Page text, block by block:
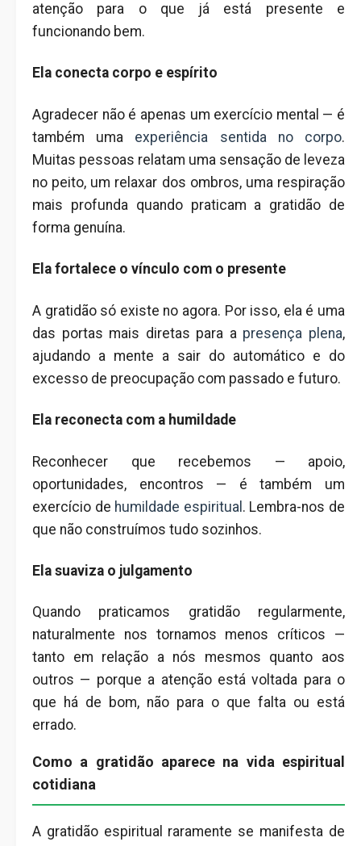
atenção para o que já está presente e
funcionando bem.
Ela conecta corpo e espírito
Agradecer não é apenas um exercício mental — é
também uma experiência sentida no corpo.
Muitas pessoas relatam uma sensação de leveza
no peito, um relaxar dos ombros, uma respiração
mais profunda quando praticam a gratidão de
forma genuína.
Ela fortalece o vínculo com o presente
A gratidão só existe no agora. Por isso, ela é uma
das portas mais diretas para a presença plena,
ajudando a mente a sair do automático e do
excesso de preocupação com passado e futuro.
Ela reconecta com a humildade
Reconhecer que recebemos — apoio,
oportunidades, encontros — é também um
exercício de humildade espiritual . Lembra-nos de
que não construímos tudo sozinhos.
Ela suaviza o julgamento
Quando praticamos gratidão regularmente,
naturalmente nos tornamos menos críticos —
tanto em relação a nós mesmos quanto aos
outros — porque a atenção está voltada para o
que há de bom, não para o que falta ou está
errado.
Como a gratidão aparece na vida espiritual
cotidiana
A gratidão espiritual raramente se manifesta de